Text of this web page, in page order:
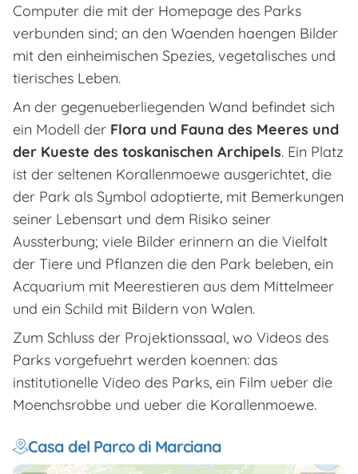
Computer die mit der Homepage des Parks
verbunden sind; an den Waenden haengen Bilder
mit den einheimischen Spezies, vegetalisches und
tierisches Leben.
An der gegenueberliegenden Wand befindet sich
ein Modell der Flora und Fauna des Meeres und
der Kueste des toskanischen Archipels. Ein Platz
ist der seltenen Korallenmoewe ausgerichtet, die
der Park als Symbol adoptierte, mit Bemerkungen
seiner Lebensart und dem Risiko seiner
Aussterbung; viele Bilder erinnern an die Vielfalt
der Tiere und Pflanzen die den Park beleben, ein
Acquarium mit Meerestieren aus dem Mittelmeer
und ein Schild mit Bildern von Walen.
Zum Schluss der Projektionssaal, wo Videos des
Parks vorgefuehrt werden koennen: das
institutionelle Video des Parks, ein Film ueber die
Moenchsrobbe und ueber die Korallenmoewe.
Casa del Parco di Marciana